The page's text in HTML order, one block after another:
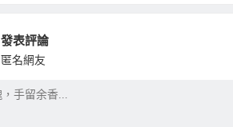
發表評論
匿名網友